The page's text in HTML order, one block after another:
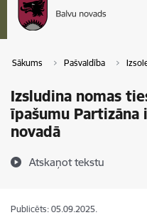
Sākums Pašvaldība
Izsludina nomas
īpašumu Partizāna
novadā
Atskaņot tekstu
Publicēts: 05.09.2025.